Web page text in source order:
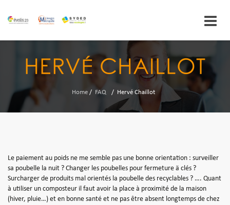
contentHERVÉ CHAILLOT
Home/ FAQ / Hervé Chaillot
Le paiement au poids ne me semble pas une bonne orientation : surveiller
sa poubelle la nuit ? Changer les poubelles pour fermeture ä clés ?
Surcharger de produits mal orientés la poubelle des recyclables ? …. Quant
à utiliser un composteur il faut avoir la place à proximité de la maison
(hiver, pluie…) et en bonne santé et ne pas être absent longtemps de chez